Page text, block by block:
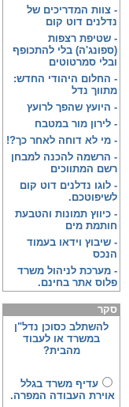
- צוות המדריכים של
נדלנים דוט קום
- שטיפת רצפות
(ספונג'ה) בלי להתכופף
ובלי סמרטוטים
- החלום היהודי החדש:
מתווך נדל
- היועץ שהפך לרועץ
- לירון מור במטבח
- מי לא דוחה לאחר כך?!
- הרשמה להכנה למבחן
רשם המתווכים
- לוגו נדלנים דוט קום
לשיפוטכם.
- כיווץ תמונות והטבעת
חותמת מים
- שיבוץ וידאו בעמוד
הנכס
- מערכת לניהול משרד
פלוס אתר בחינם.
סקר
להשתלב כסוכן נדל"ן
במשרד או לעבוד
מהבית?
עדיף משרד בגלל
אוירת העבודה המפרה.